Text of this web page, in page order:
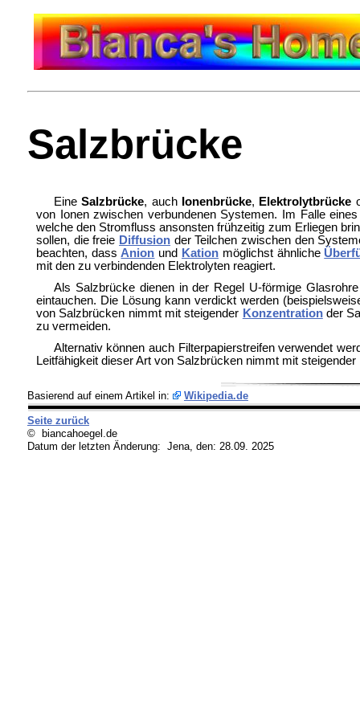
Salzbrücke
EineSalzbrücke, auch Ionenbrücke, Elektrolytbrücke
von Ionen zwischen verbundenen Systemen. Im Falle
welche den Stromfluss ansonsten frühzeitig zum Erliegen
sollen, die freie Diffusion der Teilchen zwischen den
beachten, dass Anion und Kationmöglichst ähnliche
mit den zu verbindenden Elektrolyten reagiert.
Als Salzbrücke dienen in der Regel U-förmige
eintauchen. Die Lösung kann verdickt werden
von Salzbrücken nimmt mit steigender Konzentrationder
zu vermeiden.
Alternativ können auch Filterpapierstreifen verwendet
Leitfähigkeit dieser Art von Salzbrücken nimmt mit
Basierend auf einem Artikel in: Wikipedia.de
Seite zurück
© biancahoegel.de
Datum der letzten Änderung: Jena, den: 28.09. 2025